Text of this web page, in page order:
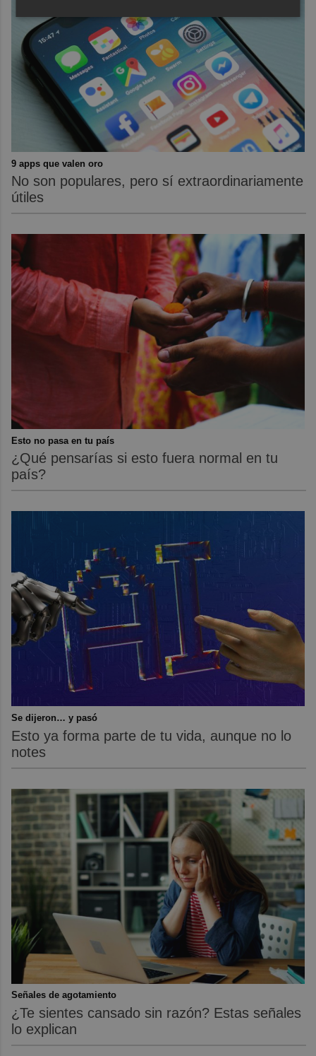
9 apps que valen oro
No son populares, pero sí extraordinariamente
útiles
Esto no pasa en tu país
¿Qué pensarías si esto fuera normal en tu
país?
Se dijeron… y pasó
Esto ya forma parte de tu vida, aunque no lo
notes
Señales de agotamiento
¿Te sientes cansado sin razón? Estas señales
lo explican